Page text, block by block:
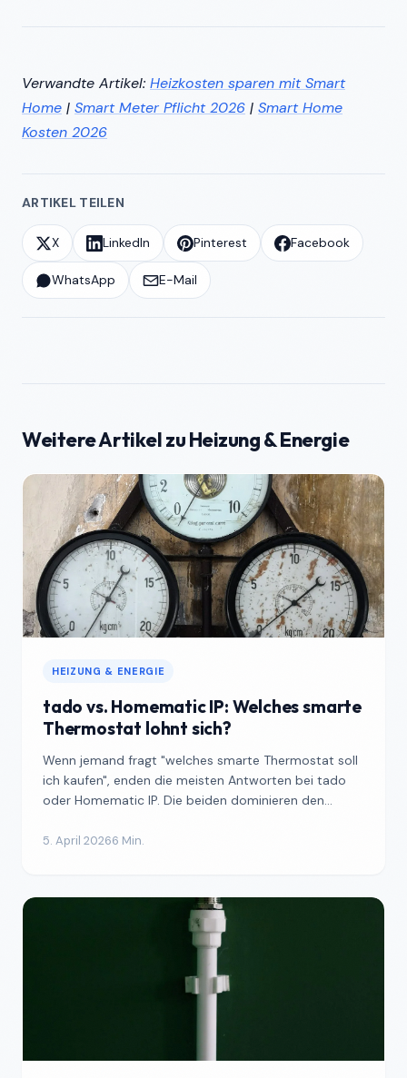
Verwandte Artikel: Heizkosten sparen mit Smart
Home | Smart Meter Pflicht 2026 | Smart Home
Kosten 2026
ARTIKEL TEILEN
X LinkedIn Pinterest Facebook
WhatsApp E-Mail
Weitere Artikel zu Heizung & Energie
HEIZUNG & ENERGIE
tado vs. Homematic IP: Welches smarte
Thermostat lohnt sich?
Wenn jemand fragt "welches smarte Thermostat soll
ich kaufen", enden die meisten Antworten bei tado
oder Homematic IP. Die beiden dominieren den
5. April 20266 Min.